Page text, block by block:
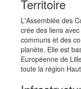
Territoire
L'Assemblée des
crée des liens
communs et des
planète. Elle est
Européenne de
toute la région